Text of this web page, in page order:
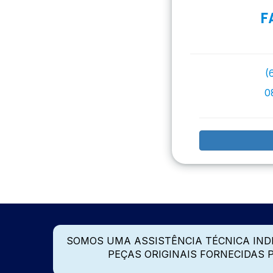
SOMOS UMA ASSISTÊNCIA TÉCNICA
PEÇAS ORIGINAIS FORNECIDAS